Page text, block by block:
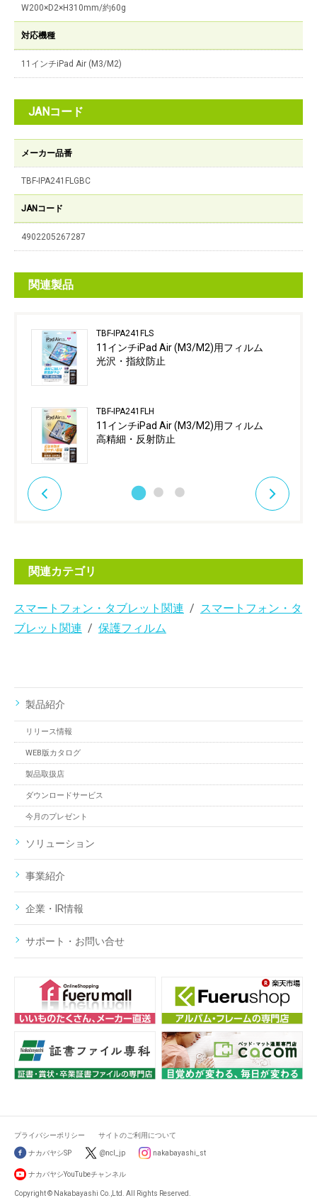
W200×D2×H310mm/約60g
対応機種
11インチiPad Air (M3/M2)
JANコード
メーカー品番
TBF-IPA241FLGBC
JANコード
4902205267287
関連製品
TBF-IPA241FLS
11インチiPad Air (M3/M2)用フィルム
光沢・指紋防止
TBF-IPA241FLH
11インチiPad Air (M3/M2)用フィルム
高精細・反射防止
関連カテゴリ
スマートフォン・タブレット関連
スマートフォン・タ
ブレット関連
保護フィルム
製品紹介
リリース情報
WEB版カタログ
製品取扱店
ダウンロードサービス
今月のプレゼント
ソリューション
事業紹介
企業・IR情報
サポート・お問い合せ
プライバシーポリシー サイトのご利用について
ナカバヤシSP @ncl_jp nakabayashi_st
ナカバヤシYouTubeチャンネル
Copyright © Nakabayashi Co.,Ltd. All Rights Reserved.